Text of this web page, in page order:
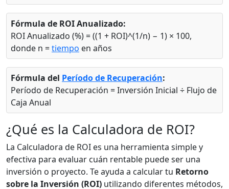
Fórmula de ROI Anualizado:
ROI Anualizado (%) = ((1 + ROI)^(1/n) − 1) × 100,
donde n =tiempo en años
Fórmula del Período de Recuperación:
Período de Recuperación = Inversión Inicial ÷ Flujo de
Caja Anual
¿Qué es la Calculadora de ROI?
La Calculadora de ROI es una herramienta simple y
efectiva para evaluar cuán rentable puede ser una
inversión o proyecto. Te ayuda a calcular tu Retorno
sobre la Inversión (ROI) utilizando diferentes métodos,